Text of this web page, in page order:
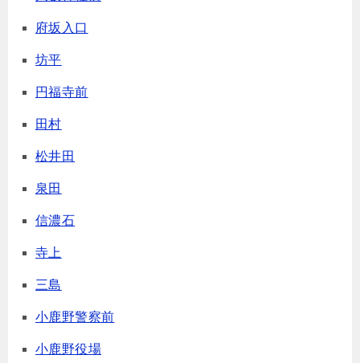
府坂入口
坊平
円福寺前
田村
松井田
泉田
信濃石
寺上
三島
小鹿野警察前
小鹿野役場